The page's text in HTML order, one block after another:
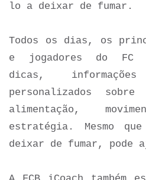
lo a deixar de fumar.
Todos os dias, os
e jogadores do FC
dicas,
personalizados sobre
alimentação,
estratégia. Mesmo
deixar de fumar, pode